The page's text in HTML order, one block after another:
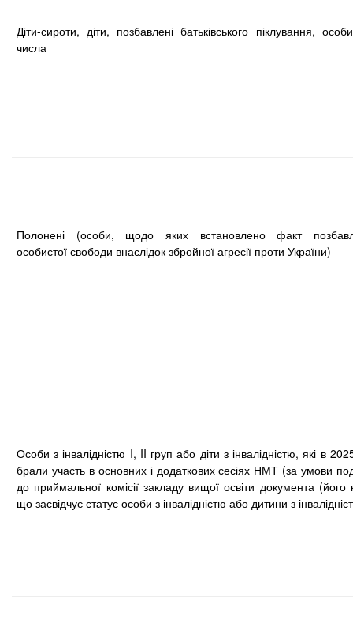
Діти-сироти, діти, позбавлені батьківського піклування,
числа
Полонені (особи, щодо яких встановлено факт
особистої свободи внаслідок збройної агресії проти України)
Особи з інвалідністю I, II груп або діти з інвалідністю, які в
брали участь в основних і додаткових сесіях НМТ (за умови
до приймальної комісії закладу вищої освіти документа (його
що засвідчує статус особи з інвалідністю або дитини з